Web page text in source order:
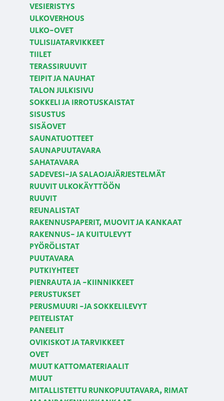
VESIERISTYS
ULKOVERHOUS
ULKO-OVET
TULISIJATARVIKKEET
TIILET
TERASSIRUUVIT
TEIPIT JA NAUHAT
TALON JULKISIVU
SOKKELI JA IRROTUSKAISTAT
SISUSTUS
SISÄOVET
SAUNATUOTTEET
SAUNAPUUTAVARA
SAHATAVARA
SADEVESI-JA SALAOJAJÄRJESTELMÄT
RUUVIT ULKOKÄYTTÖÖN
RUUVIT
REUNALISTAT
RAKENNUSPAPERIT, MUOVIT JA KANKAAT
RAKENNUS- JA KUITULEVYT
PYÖRÖLISTAT
PUUTAVARA
PUTKIYHTEET
PIENRAUTA JA -KIINNIKKEET
PERUSTUKSET
PERUSMUURI -JA SOKKELILEVYT
PEITELISTAT
PANEELIT
OVIKISKOT JA TARVIKKEET
OVET
MUUT KATTOMATERIAALIT
MUUT
MITALLISTETTU RUNKOPUUTAVARA, RIMAT